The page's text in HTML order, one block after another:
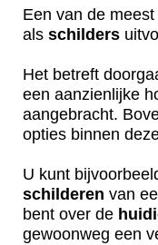
Een van de meest
als schilders
Het betreft
een aanzienlijke
aangebracht.
opties binnen
U kunt
schilderen van
bent over de
gewoonweg een